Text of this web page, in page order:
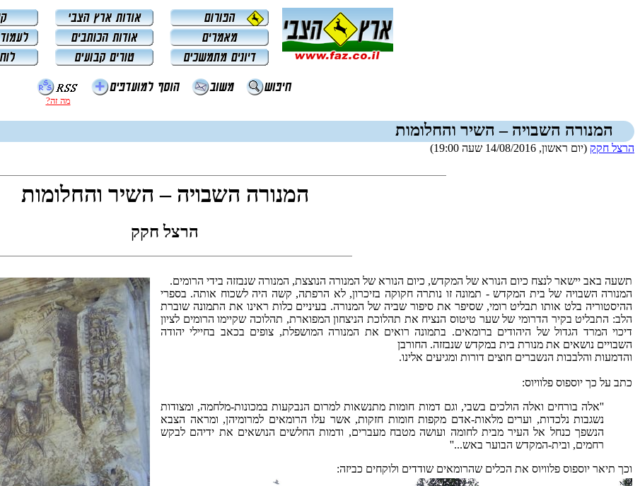
מה זה?
המנורה השבויה – השיר והחלומות
הרצל חקק (יום ראשון, 14/08/2016 שעה 19:00)
המנורה השבויה – השיר והחלומות
הרצל חקק
תשעה באב יישאר לנצח כיום הנורא של המקדש, כיום הנורא של המנורה הנוצצת, המנורה שנבזזה בידי הרומים.
המנורה השבויה של בית המקדש - תמונה זו נותרה חקוקה בזיכרון, לא הרפתה, קשה היה לשכוח אותה. בספרי
ההיסטוריה בלט אותו תבליט רומי, שסיפר את סיפור שביה של המנורה. בעיניים כלות ראינו את התמונה שוברת
הלב: התבליט בקיר הדרומי של שער טיטוס הנציח את תהלוכת הניצחון המפוארת, תהלוכה שקיימו הרומים לציון
דיכוי המרד הגדול של היהודים ברומאים. בתמונה רואים את המנורה המושפלת, צופים בכאב בחיילי יהודה
השבויים נושאים את מנורת בית במקדש שנבזזה. החורבן
והדמעות והלבבות הנשברים חוצים דורות ומגיעים אלינו.
כתב על כך יוספוס פלוויוס:
''אלה בורחים ואלה הולכים בשבי, וגם דמות חומות מתנשאות למרום הנבקעות במכונות-מלחמה, ומצודות
נשגבות נלכדות, וערים מלאות-אדם מקפות חומות חזקות, אשר עלו הרומאים למרומיהן, ומראה הצבא
הנשפך כנחל אל העיר מבית לחומה ועושה מטבח מעברים, ודמות החלשים הנושאים את ידיהם לבקש
רחמים, ובית-המקדש הבוער באש...''
וכך תיאר יוספוס פלוויוס את הכלים שהרומאים שודדים ולוקחים כביזה: